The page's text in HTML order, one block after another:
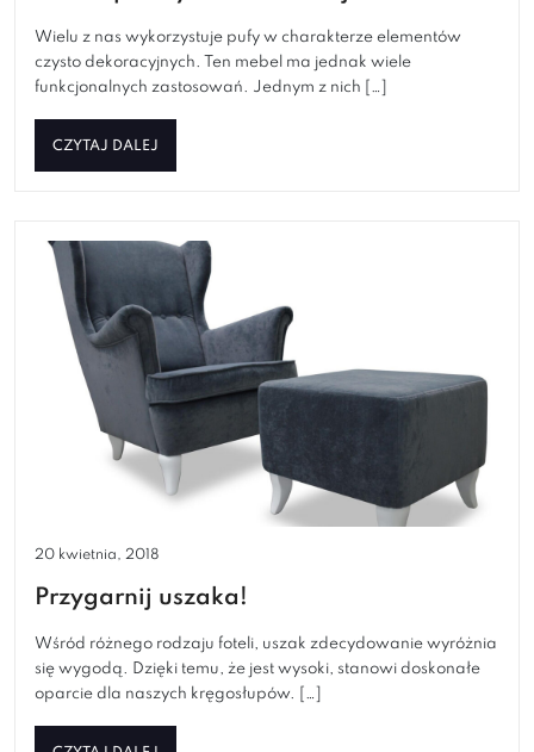
Wielu z nas wykorzystuje pufy w charakterze elementów
czysto dekoracyjnych. Ten mebel ma jednak wiele
funkcjonalnych zastosowań. Jednym z nich […]
CZYTAJ DALEJ
20 kwietnia, 2018
Przygarnij uszaka!
Wśród różnego rodzaju foteli, uszak zdecydowanie wyróżnia
się wygodą. Dzięki temu, że jest wysoki, stanowi doskonałe
oparcie dla naszych kręgosłupów. […]